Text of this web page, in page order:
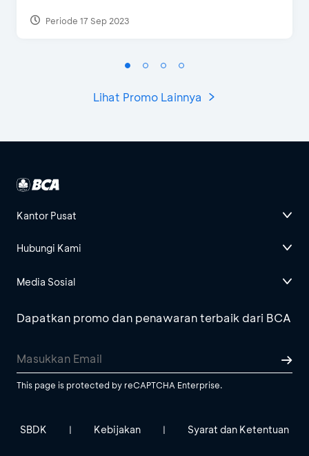
Periode 17 Sep 2023
Lihat Promo Lainnya
Kantor Pusat
Hubungi Kami
Media Sosial
Dapatkan promo dan penawaran terbaik dari BCA
This page is protected by reCAPTCHA Enterprise.
SBDK | Kebijakan | Syarat dan Ketentuan